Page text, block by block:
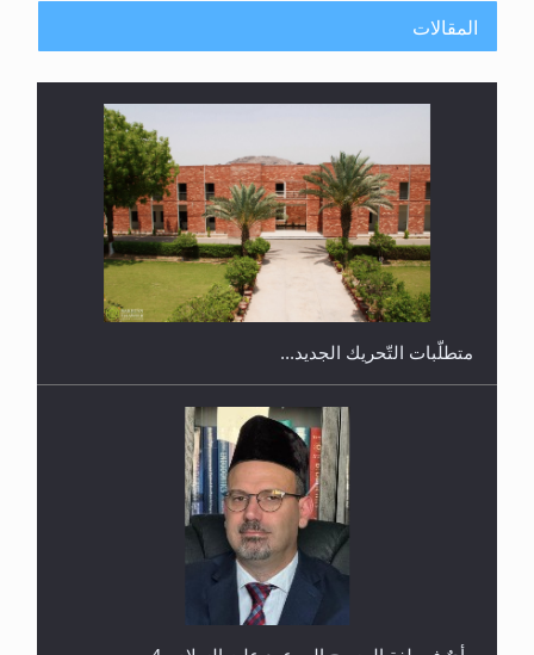
اليوم الوطني الرياضي لمجلس أنصار الله في هولندا
المقالات
متطلَّبات التّحريك الجديد...
رأيٌ في لغة المسيح الموعود عليه السلام.. 4...